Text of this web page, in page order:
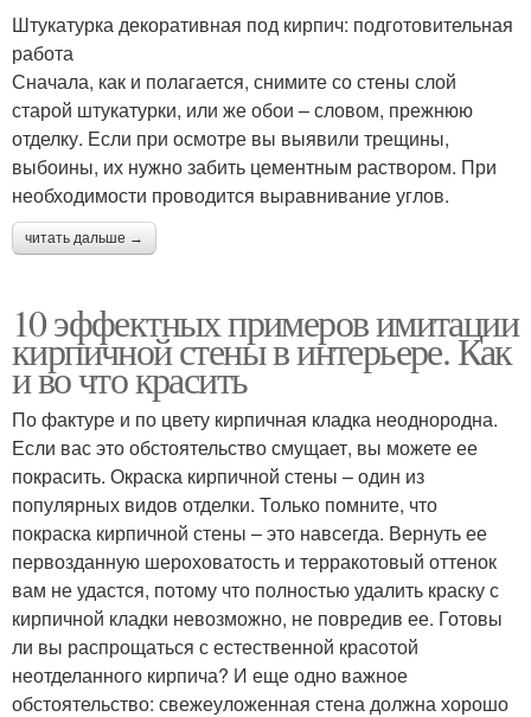
Штукатурка декоративная под кирпич: подготовительная
работа
Сначала, как и полагается, снимите со стены слой
старой штукатурки, или же обои – словом, прежнюю
отделку. Если при осмотре вы выявили трещины,
выбоины, их нужно забить цементным раствором. При
необходимости проводится выравнивание углов.
читать дальше →
10 эффектных примеров имитации
кирпичной стены в интерьере. Как
и во что красить
По фактуре и по цвету кирпичная кладка неоднородна.
Если вас это обстоятельство смущает, вы можете ее
покрасить. Окраска кирпичной стены – один из
популярных видов отделки. Только помните, что
покраска кирпичной стены – это навсегда. Вернуть ее
первозданную шероховатость и терракотовый оттенок
вам не удастся, потому что полностью удалить краску с
кирпичной кладки невозможно, не повредив ее. Готовы
ли вы распрощаться с естественной красотой
неотделанного кирпича? И еще одно важное
обстоятельство: свежеуложенная стена должна хорошо